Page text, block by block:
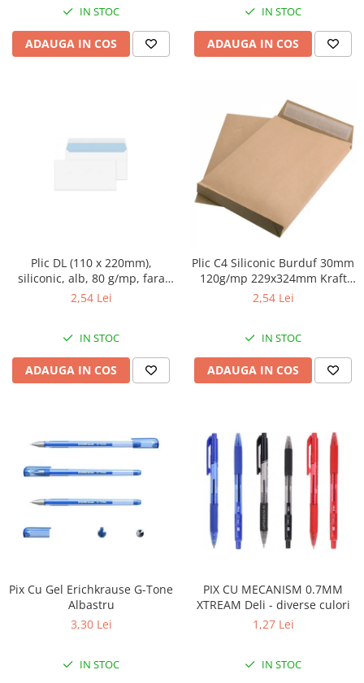
IN STOC
ADAUGA IN COS
IN STOC
ADAUGA IN COS
Plic DL (110 x 220mm),
siliconic, alb, 80 g/mp, fara
fereastra, GPV 10buc/set
2,54 Lei
IN STOC
ADAUGA IN COS
Plic C4 Siliconic Burduf 30mm
120g/mp 229x324mm Kraft
Tip T, GPV
2,54 Lei
IN STOC
ADAUGA IN COS
Pix Cu Gel Erichkrause G-Tone
Albastru
3,30 Lei
IN STOC
PIX CU MECANISM 0.7MM
XTREAM Deli - diverse culori
1,27 Lei
IN STOC